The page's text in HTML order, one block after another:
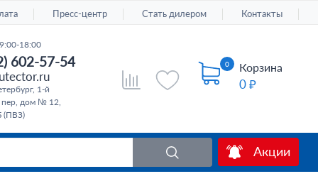
Пресс-центр Стать дилером Контакты
0 Корзина
0 ₽
18:00
602-57-54
1-й
пер, дом № 12,
(ПВЗ)
Акции